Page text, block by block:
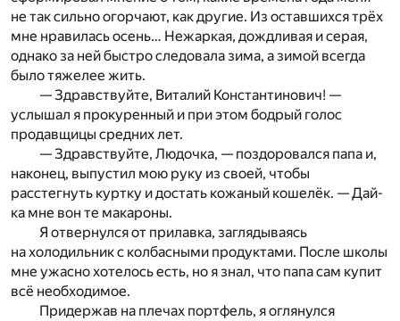
не так сильно огорчают, как другие. Из оставшихся трёх
мне нравилась осень… Нежаркая, дождливая и серая,
однако за ней быстро следовала зима, а зимой всегда
было тяжелее жить.
— Здравствуйте, Виталий Константинович! —
услышал я прокуренный и при этом бодрый голос
продавщицы средних лет.
— Здравствуйте, Людочка, — поздоровался папа и,
наконец, выпустил мою руку из своей, чтобы
расстегнуть куртку и достать кожаный кошелёк. — Дай-
ка мне вон те макароны.
Я отвернулся от прилавка, заглядываясь
на холодильник с колбасными продуктами. После школы
мне ужасно хотелось есть, но я знал, что папа сам купит
всё необходимое.
Придержав на плечах портфель, я оглянулся